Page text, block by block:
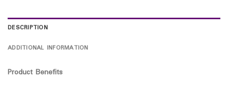
DESCRIPTION
ADDITIONAL INFORMATION
Product Benefits